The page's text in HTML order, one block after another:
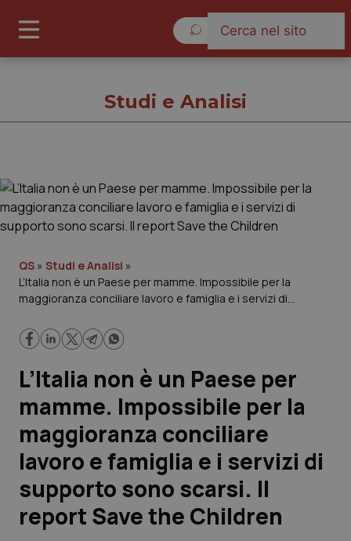
Cronache
Governo e Parlamento
Regioni e Asl
Lavoro e Professioni
Scienza e Farmaci
Studi e Analisi
Lettere al direttore
Edizioni Regionali
Studi e Analisi
QS » Studi e Analisi »
L’Italia non è un Paese per mamme. Impossibile per la
maggioranza conciliare lavoro e famiglia e i servizi di
L’Italia non è un Paese per
mamme. Impossibile per la
maggioranza conciliare
lavoro e famiglia e i servizi di
supporto sono scarsi. Il
report Save the Children